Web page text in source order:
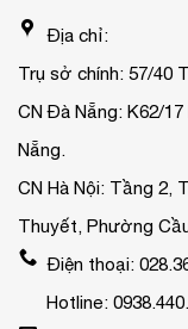
Địa chỉ:
Trụ sở chính: 57/40
CN Đà Nẵng: K62/
Nẵng.
CN Hà Nội: Tầng 2,
Thuyết, Phường
Điện thoại:
Hotline: